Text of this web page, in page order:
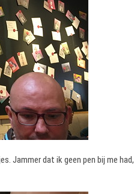
Jammer dat ik geen pen bij me had,